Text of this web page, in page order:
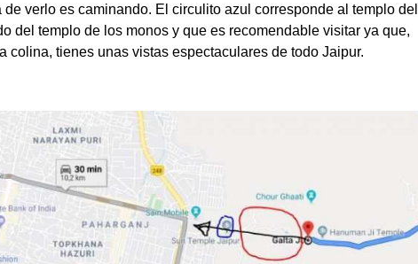
verlo es caminando. El circulito azul corresponde al templo del
del templo de los monos y que es recomendable visitar ya que,
colina, tienes unas vistas espectaculares de todo Jaipur.